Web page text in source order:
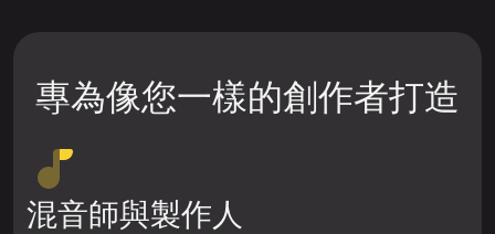
專為像您一樣的創作者打造
混音師與製作人